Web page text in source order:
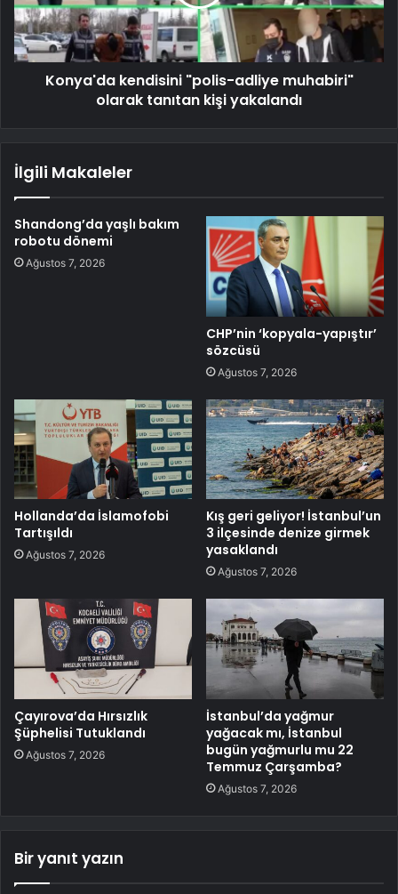
Konya'da kendisini "polis-adliye muhabiri"
olarak tanıtan kişi yakalandı
İlgili Makaleler
Shandong’da yaşlı bakım
robotu dönemi
Ağustos 7, 2026
CHP’nin ‘kopyala-yapıştır’
sözcüsü
Ağustos 7, 2026
Hollanda’da İslamofobi
Tartışıldı
Ağustos 7, 2026
Kış geri geliyor! İstanbul’un
3 ilçesinde denize girmek
yasaklandı
Ağustos 7, 2026
Çayırova’da Hırsızlık
Şüphelisi Tutuklandı
Ağustos 7, 2026
İstanbul’da yağmur
yağacak mı, İstanbul
bugün yağmurlu mu 22
Temmuz Çarşamba?
Ağustos 7, 2026
Bir yanıt yazın